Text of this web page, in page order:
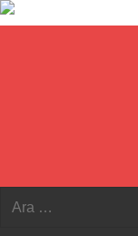
İçeriğe
GÜVEN-
World's
Ara: